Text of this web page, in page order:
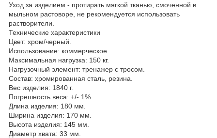
Уход за изделием - протирать мягкой тканью, смоченной в
мыльном растоворе, не рекомендуется использовать
растворители.
Технические характеристики
Цвет: хром/черный.
Использование: коммерческое.
Максимальная нагрузка: 150 кг.
Нагрузочный элемент: тренажер с тросом.
Состав: хромированная сталь, резина.
Вес изделия: 1840 г.
Погрешность веса: +/- 1%.
Длина изделия: 180 мм.
Ширина изделия: 170 мм.
Высота изделия: 145 мм.
Диаметр хвата: 33 мм.